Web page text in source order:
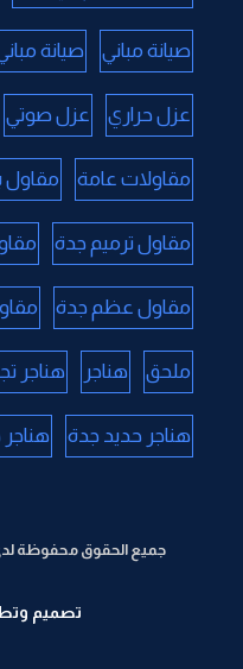
صيانة مباني صيانة
عزل حراري عزل صوتي
مقاولات عامة مقاول
مقاول ترميم جدة
مقاول عظم جدة
ملحق هناجر هناجر
هناجر حديد جدة
جميع الحقوق محفوظة
تصميم